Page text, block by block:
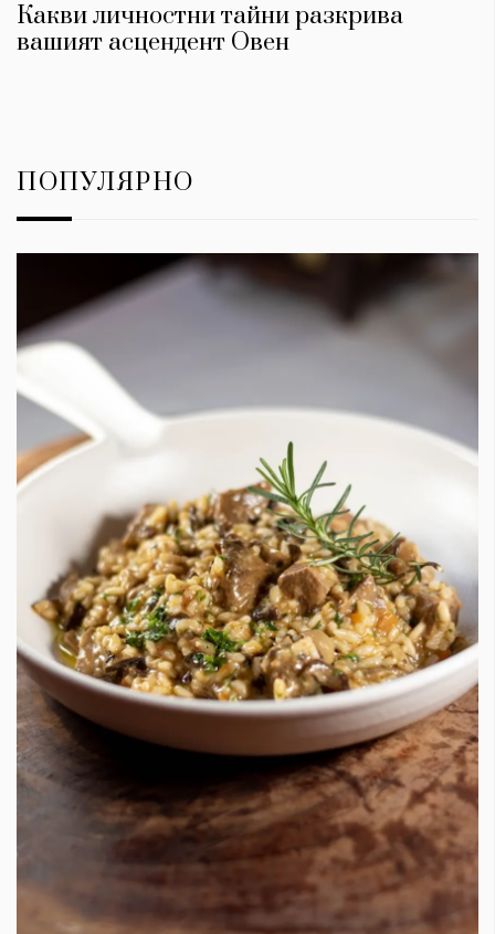
Какви личностни тайни разкрива
вашият асцендент Овен
ПОПУЛЯРНО